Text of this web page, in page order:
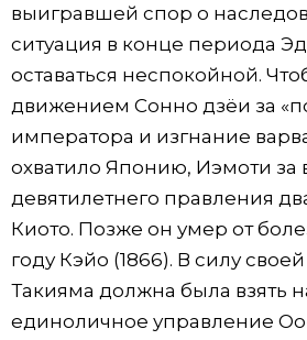
выигравшей спор о
ситуация в конце периода
оставаться неспокойной.
движением Сонно дзёи за
императора и изгнание
охватило Японию, Иэмоти за
девятилетнего правления
Киото. Позже он умер от
году Кэйо (1866). В силу
Такияма должна была взять
единоличное управление